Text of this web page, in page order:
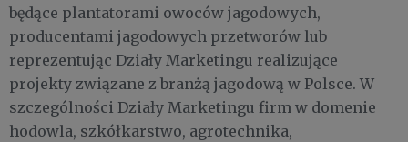
będące plantatorami owoców jagodowych,
producentami jagodowych przetworów lub
reprezentując Działy Marketingu realizujące
projekty związane z branżą jagodową w Polsce. W
szczególności Działy Marketingu firm w domenie
hodowla, szkółkarstwo, agrotechnika,